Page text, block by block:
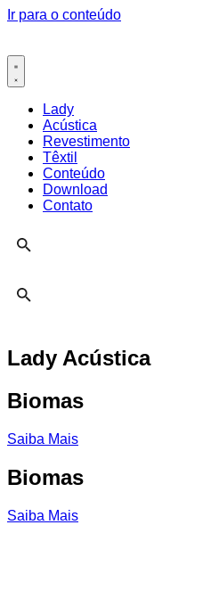
Ir para o conteúdo
Lady
Acústica
Revestimento
Têxtil
Conteúdo
Download
Contato
Lady Acústica
Biomas
Saiba Mais
Biomas
Saiba Mais